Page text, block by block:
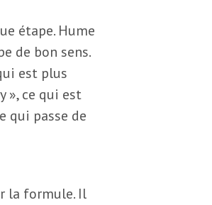
étape. Hume
de bon sens.
est plus
», ce qui est
qui passe de
la formule. Il